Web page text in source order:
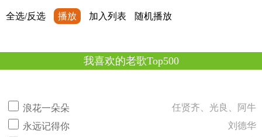
全选/反选 播放 加入列表 随机播放
我喜欢的老歌Top500
浪花一朵朵
任贤齐、光良、阿牛
永远记得你
刘德华